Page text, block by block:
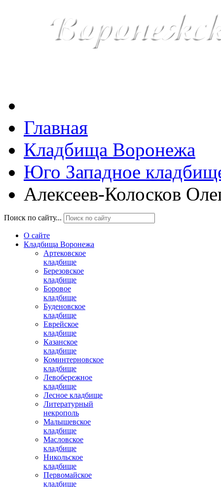
Главная
Кладбища Воронежа
Юго Западное
Алексеев-Колосков
Поиск по сайту...
О сайте
Кладбища Воронежа
Артековское
кладбище
Березовское
кладбище
Боровое
кладбище
Буденовское
кладбище
Еврейское
кладбище
Казанское
кладбище
Коминтерновское
кладбище
Левобережное
кладбище
Лесное кладбище
Литературный
некрополь
Малышевское
кладбище
Масловское
кладбище
Никольское
кладбище
Первомайское
кладбище